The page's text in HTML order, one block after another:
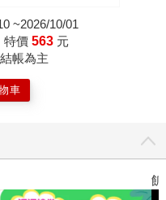
住在同宿舍的同學都取
？」或是過去也不乏有
但對她來說，失敗是讓
失敗，只有晚一點成
，任何成功也可能是被
有時我都忘記了，我喜歡
的人生。」 用自律人生堅
進，更多的是堅持與自
~2026/10/01
特價 563 元
帳為主
車
飢